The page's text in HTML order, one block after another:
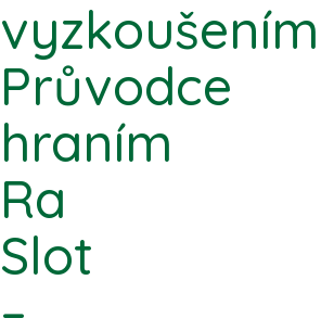
vyzkoušením
Průvodce
hraním
Ra
Slot
–